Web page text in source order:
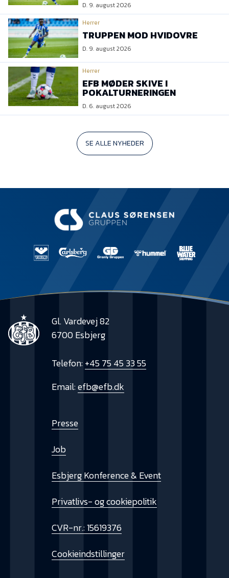
D. 9. august 2026
Herrer
TRUPPEN MOD HVIDOVRE
D. 9. august 2026
Herrer
EFB MØDER SKIVE I
POKALTURNERINGEN
D. 6. august 2026
SE ALLE NYHEDER
Gl. Vardevej 82
6700 Esbjerg
Telefon:+45 75 45 33 55
Email:efb@efb.dk
Presse
Job
Esbjerg Konference & Event
Privatlivs- og cookiepolitik
CVR-nr.: 15619376
Cookieindstillinger